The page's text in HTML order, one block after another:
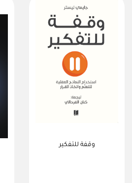
وقفة للتفكير